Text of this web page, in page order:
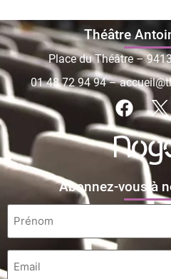
Théâtre
Place du Théâtre –
01 48 72 94 94–
Abonnez-vous à
Prénom
Email